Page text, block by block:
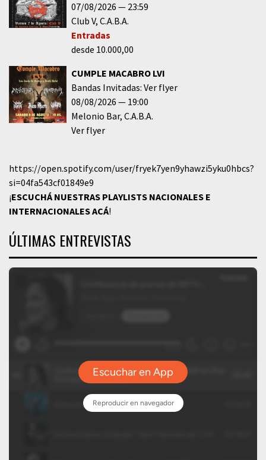
07/08/2026
23:59
Club V C.A.B.A.
Entradas
desde 10.000,00
CUMPLE MACABRO LVI
Bandas Invitadas: Ver flyer
08/08/2026
19:00
Melonio Bar C.A.B.A.
Ver flyer
https://open.spotify.com/user/fryek7yen9yhawzi5yku0hbcs?
si=04fa543cf01849e9
¡ESCUCHÁ NUESTRAS PLAYLISTS NACIONALES E
INTERNACIONALESACÁ!
ÚLTIMAS ENTREVISTAS